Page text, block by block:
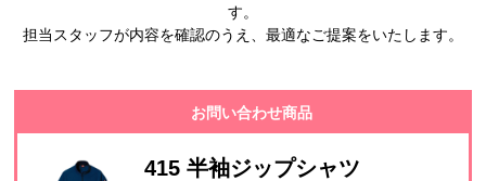
す。
担当スタッフが内容を確認のうえ、最適なご提案をいたします。
お問い合わせ商品
415 半袖ジップシャツ